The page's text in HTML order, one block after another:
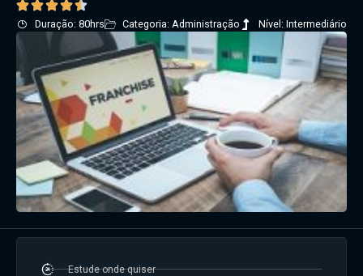
Duração: 80hrs Categoria: Administração Nível: Intermediário
Estude onde quiser